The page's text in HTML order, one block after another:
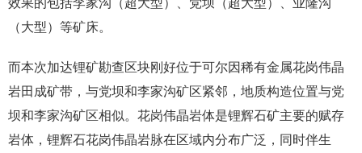
（大型）等矿床。
而本次加达锂矿勘查区块刚好位于可尔因稀有金属花岗伟晶
岩田成矿带，与党坝和李家沟矿区紧邻，地质构造位置与党
坝和李家沟矿区相似。花岗伟晶岩体是锂辉石矿主要的赋存
岩体，锂辉石花岗伟晶岩脉在区域内分布广泛，同时伴生